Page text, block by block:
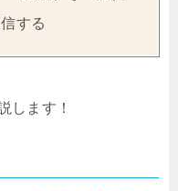
する
します！